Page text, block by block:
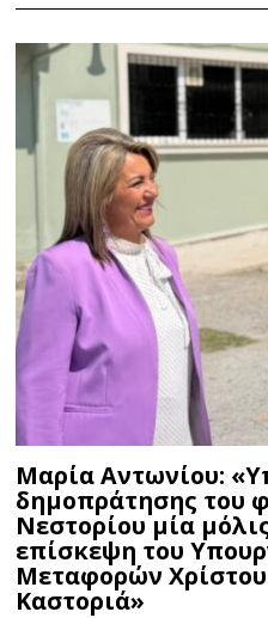
Μαρία Αντωνίου:
δημοπράτησης του
Νεστορίου μία
επίσκεψη του
Μεταφορών
Καστοριά»